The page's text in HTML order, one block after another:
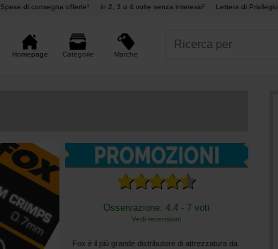
Spese di consegna offerte¹ in 2, 3 o 4 volte senza interessi² Lettera di Privilegio
Homepage Categorie Marche
Osservazione: 4.4 - 7 voti
Vedi recensioni
Fox è il più grande distributore di attrezzatura da